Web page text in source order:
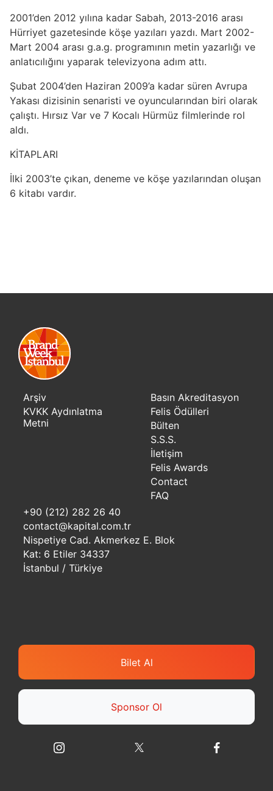
2001’den 2012 yılına kadar Sabah, 2013-2016 arası
Hürriyet gazetesinde köşe yazıları yazdı. Mart 2002-
Mart 2004 arası g.a.g. programının metin yazarlığı ve
anlatıcılığını yaparak televizyona adım attı.
Şubat 2004’den Haziran 2009’a kadar süren Avrupa
Yakası dizisinin senaristi ve oyuncularından biri olarak
çalıştı. Hırsız Var ve 7 Kocalı Hürmüz filmlerinde rol
aldı.
KİTAPLARI
İlki 2003’te çıkan, deneme ve köşe yazılarından oluşan
6 kitabı vardır.
Arşiv
KVKK Aydınlatma
Metni
Basın Akreditasyon
Felis Ödülleri
Bülten
S.S.S.
İletişim
Felis Awards
Contact
FAQ
+90 (212) 282 26 40
contact@kapital.com.tr
Nispetiye Cad. Akmerkez E. Blok
Kat: 6 Etiler 34337
İstanbul / Türkiye
Bilet Al
Sponsor Ol